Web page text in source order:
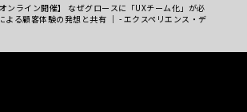
ンライン開催】 なぜグロースに「UXチーム化」が必
よる顧客体験の発想と共有 ｜ - エクスペリエンス・デ